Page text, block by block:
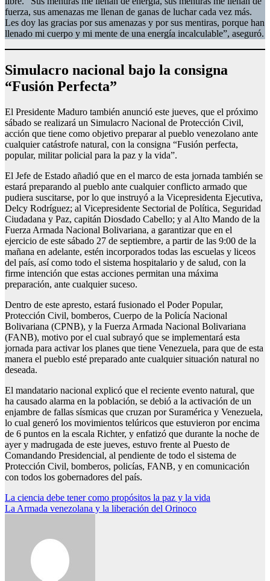
fuerza, sus amenazas me llenan de ganas de luchar cada vez más.
Les doy las gracias por sus amenazas y por sus mentiras, porque han
llenado mi cuerpo y mi mente de una energía incalculable”, aseguró.
Simulacro nacional bajo la consigna
“Fusión Perfecta”
El Presidente Maduro también anunció este jueves, que el próximo
sábado se realizará un Simulacro Nacional de Protección Civil,
acción que tiene como objetivo preparar al pueblo venezolano ante
cualquier catástrofe natural, con la consigna “Fusión perfecta,
popular, militar policial para la paz y la vida”.
El Jefe de Estado añadió que en el marco de esta jornada también se
estará preparando al pueblo ante cualquier conflicto armado que
pudiera suscitarse, por lo que instruyó a la Vicepresidenta Ejecutiva,
Delcy Rodríguez; al Vicepresidente Sectorial de Política, Seguridad
Ciudadana y Paz, capitán Diosdado Cabello; y al Alto Mando de la
Fuerza Armada Nacional Bolivariana, a garantizar que en el
ejercicio de este sábado 27 de septiembre, a partir de las 9:00 de la
mañana en adelante, estén incorporados todas las escuelas y liceos
del país, así como todo el sistema hospitalario y de salud, con la
firme intención que estas acciones permitan una máxima
preparación, ante cualquier suceso.
Dentro de este apresto, estará fusionado el Poder Popular,
Protección Civil, bomberos, Cuerpo de la Policía Nacional
Bolivariana (CPNB), y la Fuerza Armada Nacional Bolivariana
(FANB), motivo por el cual subrayó que se implementará esta
jornada para activar los planes que tiene Venezuela, para que de esta
manera el pueblo esté preparado ante cualquier situación natural no
deseada.
El mandatario nacional explicó que el reciente evento natural, que
ha causado alarma en la población, se debió a la activación de un
enjambre de fallas sísmicas que cruzan por Suramérica y Venezuela,
lo cual generó los movimientos telúricos que estuvieron por encima
de 6 puntos en la escala Richter, y enfatizó que durante la noche de
ayer y madrugada de este jueves, estuvo frente al Puesto de
Comandando Presidencial, al pendiente de todo el sistema de
Protección Civil, bomberos, policías, FANB, y en comunicación
con todos los gobernadores del país.
Navegación
de
La ciencia debe tener como propósitos la paz y la vida
La Armada venezolana y la liberación del Orinoco